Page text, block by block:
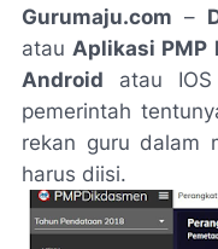
Gurumaju.com –
atauAplikasi PMP
Android atau
pemerintah
rekan guru dalam
harus diisi.